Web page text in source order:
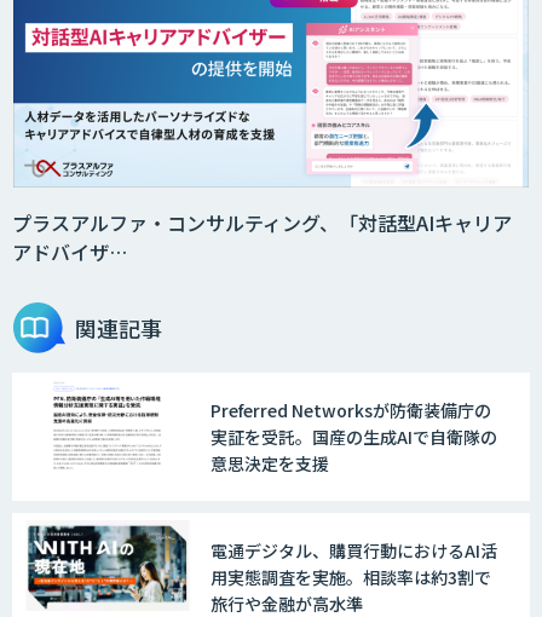
サテライトAI
音声・画像・動画データセット販売・収
AI・データ活用コンサルティング・受託
開発支援
7セグ画面OCR
プラスアルファ・コンサルティング、「対話型AIキャリア
アドバイザ…
関連記事
Preferred Networksが防衛装備庁の
実証を受託。国産の生成AIで自衛隊の
意思決定を支援
電通デジタル、購買行動におけるAI活
用実態調査を実施。相談率は約3割で
旅行や金融が高水準